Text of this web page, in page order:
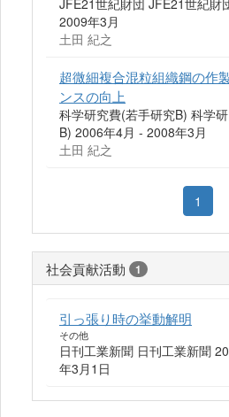
JFE21世紀財団 JFE21世紀財
2009年3月
土田 紀之
超微細複合混粒組織鋼の作
ンスの向上
科学研究費(若手研究B) 科学
B) 2006年4月 - 2008年3月
土田 紀之
1
社会貢献活動 1
引っ張り時の挙動解明
その他
日刊工業新聞 日刊工業新聞
年3月1日